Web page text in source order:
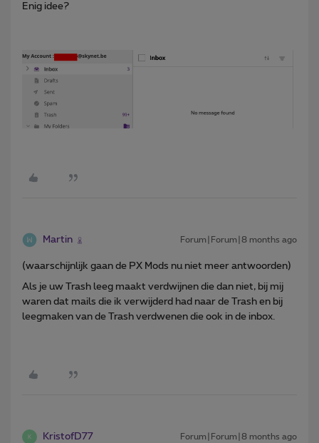
Enig idee?
Martin Forum|Forum|8 months ago
(waarschijnlijk gaan de PX Mods nu niet meer antwoorden)
Als je uw Trash leeg maakt verdwijnen die dan niet, bij mij
waren dat mails die ik verwijderd had naar de Trash en bij
leegmaken van de Trash verdwenen die ook in de inbox.
K KristofD77 Forum|Forum|8 months ago